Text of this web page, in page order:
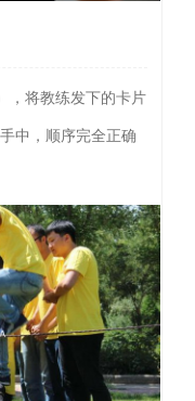
，将教练发下的卡片
中，顺序完全正确